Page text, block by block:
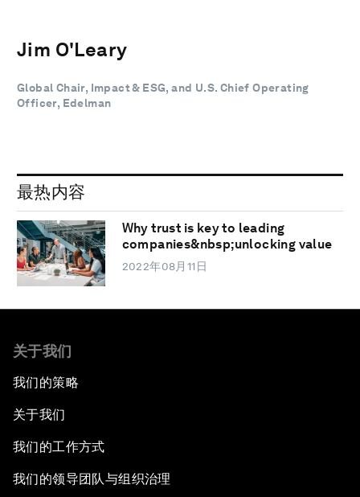
Jim O'Leary
Global Chair, Impact & ESG, and U.S. Chief Operating
Officer, Edelman
最热内容
Why trust is key to leading
companies&nbsp;unlocking value
2022年08月11日
关于我们
我们的策略
关于我们
我们的工作方式
我们的领导团队与组织治理